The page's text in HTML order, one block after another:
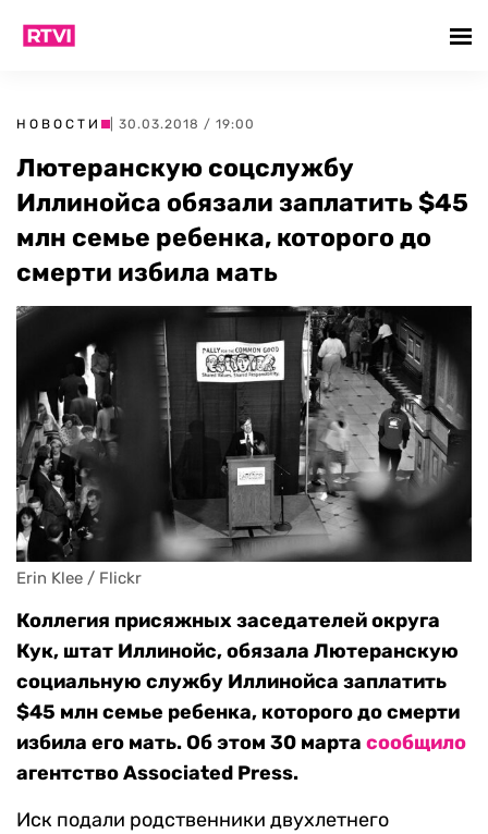
НОВОСТИ | 30.03.2018 / 19:00
Лютеранскую соцслужбу
Иллинойса обязали заплатить $45
млн семье ребенка, которого до
смерти избила мать
Erin Klee / Flickr
Коллегия присяжных заседателей округа
Кук, штат Иллинойс, обязала Лютеранскую
социальную службу Иллинойса заплатить
$45 млн семье ребенка, которого до смерти
избила его мать. Об этом 30 марта сообщило
агентство Associated Press.
Иск подали родственники двухлетнего